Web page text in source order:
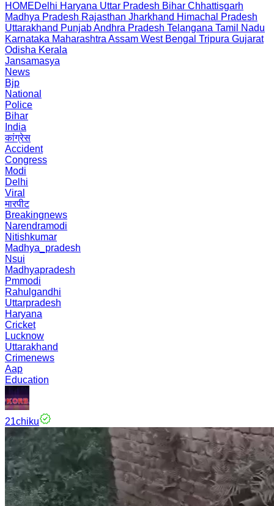
HOMEDelhi Haryana Uttar Pradesh Bihar Chhattisgarh
Madhya Pradesh Rajasthan Jharkhand Himachal Pradesh
Uttarakhand PunjabAndhra Pradesh Telangana Tamil Nadu
Karnataka Maharashtra Assam West Bengal Tripura Gujarat
Odisha Kerala
Jansamasya
News
Bjp
National
Police
Bihar
India
कांग्रेस
Accident
Congress
Modi
Delhi
Viral
मारपीट
Breakingnews
Narendramodi
Nitishkumar
Madhya_pradesh
Nsui
Madhyapradesh
Pmmodi
Rahulgandhi
Uttarpradesh
Haryana
Cricket
Lucknow
Uttarakhand
Crimenews
Aap
Education
21chiku